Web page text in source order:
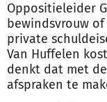
Oppositieleider
bewindsvrouw
private
Van Huffelen
denkt dat met
afspraken te